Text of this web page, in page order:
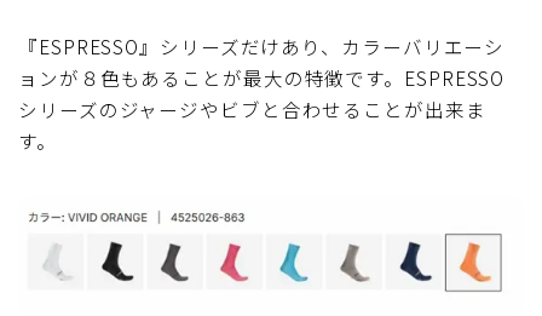
『ESPRESSO』シリーズだけあり、カラーバリエーシ
ョンが８色もあることが最大の特徴です。ESPRESSO
シリーズのジャージやビブと合わせることが出来ま
す。